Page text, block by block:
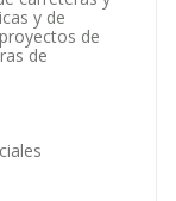
y de
de
de